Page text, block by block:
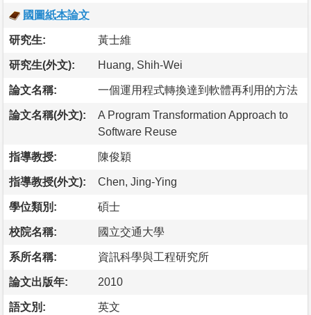
國圖紙本論文
研究生: 黃士維
研究生(外文): Huang, Shih-Wei
論文名稱: 一個運用程式轉換達到軟體再利用的方法
論文名稱(外文):
A Program Transformation Approach to
Software Reuse
指導教授: 陳俊穎
指導教授(外文): Chen, Jing-Ying
學位類別: 碩士
校院名稱: 國立交通大學
系所名稱: 資訊科學與工程研究所
論文出版年: 2010
語文別: 英文